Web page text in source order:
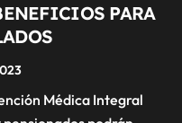
PARA